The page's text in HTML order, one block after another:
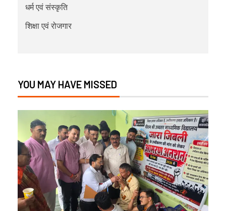
धर्म एवं संस्कृति
शिक्षा एवं रोजगार
YOU MAY HAVE MISSED